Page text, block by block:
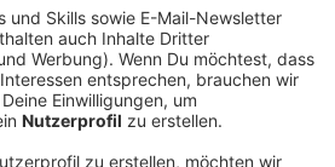
10.01.2024 11:09